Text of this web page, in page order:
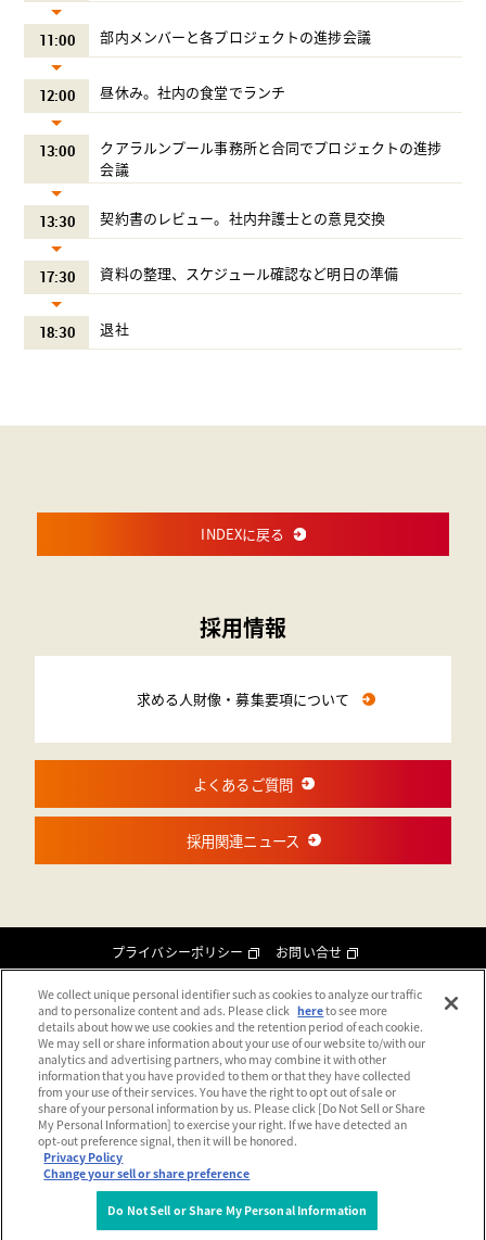
11:00 部内メンバーと各プロジェクトの進捗会議
12:00 昼休み。社内の食堂でランチ
13:00
クアラルンプール事務所と合同でプロジェクトの進捗
会議
13:30 契約書のレビュー。社内弁護士との意見交換
17:30 資料の整理、スケジュール確認など明日の準備
18:30 退社
INDEXに戻る
採用情報
求める人財像・募集要項について
よくあるご質問
採用関連ニュース
プライバシーポリシー
お問い合せ
Copyright © ENEOS Xplora Inc. All Rights Reserved.
We collect unique personal identifier such as cookies to analyze our traffic
and to personalize content and ads. Please click hereto see more
details about how we use cookies and the retention period of each cookie.
We may sell or share information about your use of our website to/with our
analytics and advertising partners, who may combine it with other
information that you have provided to them or that they have collected
from your use of their services. You have the right to opt out of sale or
share of your personal information by us. Please click [Do Not Sell or Share
My Personal Information] to exercise your right. If we have detected an
opt-out preference signal, then it will be honored.
Privacy Policy
Change your sell or share preference
Do Not Sell or Share My Personal Information